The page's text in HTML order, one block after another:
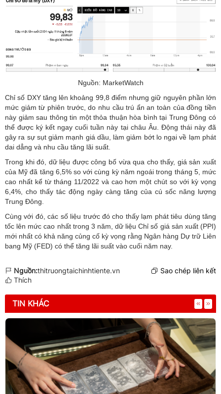
Nguồn: MarketWatch
Chỉ số DXY tăng lên khoảng 99,8 điểm nhưng giữ nguyên phần lớn
mức giảm từ phiên trước, do nhu cầu trú ẩn an toàn của đồng tiền
này giảm sau thông tin một thỏa thuận hòa bình tại Trung Đông có
thể được ký kết ngay cuối tuần này tại châu Âu. Động thái này đã
gây ra sự sụt giảm mạnh giá dầu, làm giảm bớt lo ngại về lạm phát
dai dẳng và nhu cầu tăng lãi suất.
Trong khi đó, dữ liệu được công bố vừa qua cho thấy, giá sản xuất
của Mỹ đã tăng 6,5% so với cùng kỳ năm ngoái trong tháng 5, mức
cao nhất kể từ tháng 11/2022 và cao hơn một chút so với kỳ vọng
6,4%, cho thấy tác động ngày càng tăng của cú sốc năng lượng
Trung Đông.
Cùng với đó, các số liệu trước đó cho thấy lạm phát tiêu dùng tăng
tốc lên mức cao nhất trong 3 năm, dữ liệu Chỉ số giá sản xuất (PPI)
mới nhất có khả năng củng cố kỳ vọng rằng Ngân hàng Dự trữ Liên
bang Mỹ (FED) có thể tăng lãi suất vào cuối năm nay.
Nguồn:thitruongtaichinhtiente.vn
Sao chép liên kết
Thích
TIN KHÁC